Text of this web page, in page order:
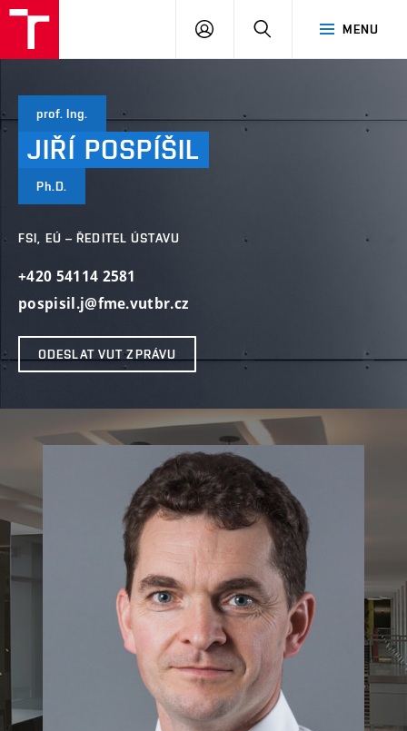
MENU
PŘIHLÁSIT
prof. Ing.
JIŘÍ POSPÍŠIL
Ph.D.
FSI, EÚ – ŘEDITEL ÚSTAVU
+420 54114 2581
pospisil.j@fme.vutbr.cz
ODESLAT VUT ZPRÁVU